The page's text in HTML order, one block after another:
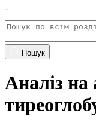
Пошук
Аналіз на